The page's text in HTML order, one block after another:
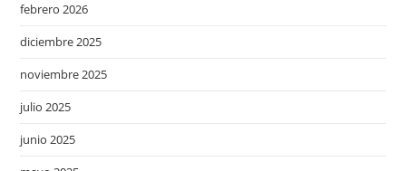
febrero 2026
diciembre 2025
noviembre 2025
julio 2025
junio 2025